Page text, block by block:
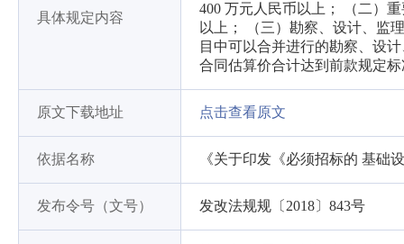
具体规定内容
400 万元人民币以上； （二）
以上； （三）勘察、设计、监
目中可以合并进行的勘察、设
合同估算价合计达到前款规定
原文下载地址 点击查看原文
依据名称 《关于印发《必须招标的 基础
发布令号（文号） 发改法规规〔2018〕843号